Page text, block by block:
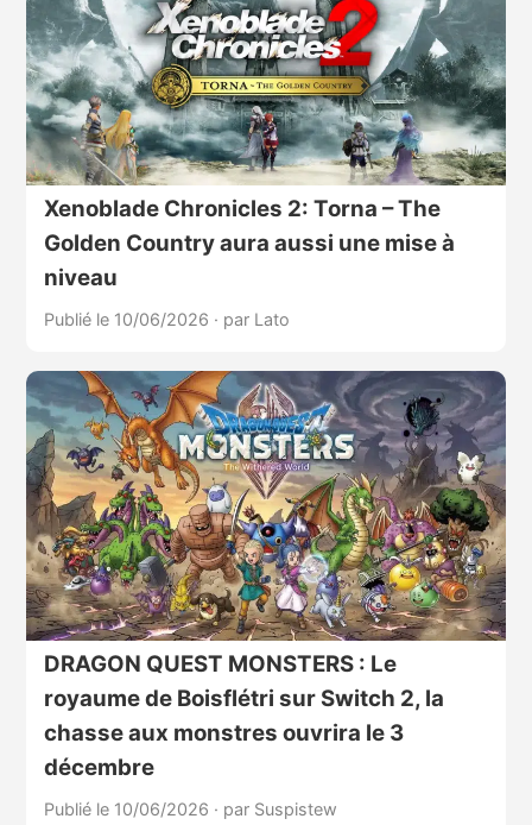
Xenoblade Chronicles 2: Torna – The
Golden Country aura aussi une mise à
niveau
Publié le 10/06/2026 · par Lato
DRAGON QUEST MONSTERS : Le
royaume de Boisflétri sur Switch 2, la
chasse aux monstres ouvrira le 3
décembre
Publié le 10/06/2026 · par Suspistew